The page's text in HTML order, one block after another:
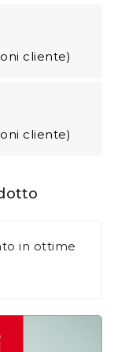
cliente)
cliente)
in ottime